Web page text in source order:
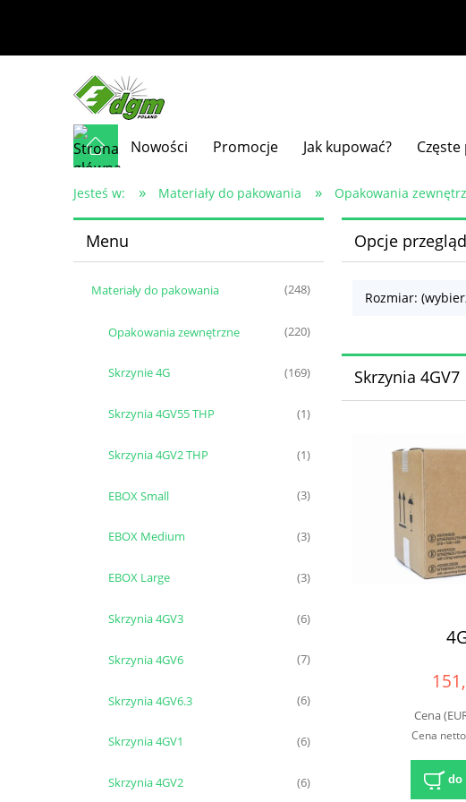
Nowości Promocje Jak kupować?
Jesteś w: » Materiały do pakowania » Opakowania
Menu
Materiały do pakowania (248)
Opakowania zewnętrzne (220)
Skrzynie 4G (169)
Skrzynia 4GV55 THP (1)
Skrzynia 4GV2 THP (1)
EBOX Small (3)
EBOX Medium (3)
EBOX Large (3)
Skrzynia 4GV3 (6)
Skrzynia 4GV6 (7)
Skrzynia 4GV6.3 (6)
Skrzynia 4GV1 (6)
Skrzynia 4GV2 (6)
Opcje
Rozmiar:
Skrzynia 4GV7
Cena
Cena
do